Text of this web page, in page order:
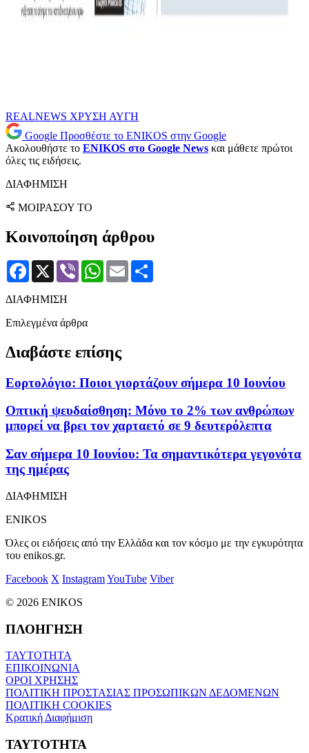
REALNEWS ΧΡΥΣΗ ΑΥΓΗ
Google Προσθέστε το ENIKOS στην Google
Ακολουθήστε το ENIKOS στο Google News και μάθετε πρώτοι
όλες τις ειδήσεις.
ΔΙΑΦΗΜΙΣΗ
ΜΟΙΡΑΣΟΥ ΤΟ
Κοινοποίηση άρθρου
Facebook
X Viber WhatsApp
Email
ΔΙΑΦΗΜΙΣΗ
Επιλεγμένα άρθρα
Διαβάστε επίσης
Εορτολόγιο: Ποιοι γιορτάζουν σήμερα 10 Ιουνίου
Οπτική ψευδαίσθηση: Μόνο το 2% των ανθρώπων
μπορεί να βρει τον χαρταετό σε 9 δευτερόλεπτα
Σαν σήμερα 10 Ιουνίου: Τα σημαντικότερα γεγονότα
της ημέρας
ΔΙΑΦΗΜΙΣΗ
ENIKOS
Όλες οι ειδήσεις από την Ελλάδα και τον κόσμο με την εγκυρότητα
του enikos.gr.
Facebook X InstagramYouTube Viber
© 2026 ENIKOS
ΠΛΟΗΓΗΣΗ
ΤΑΥΤΟΤΗΤΑ
ΕΠΙΚΟΙΝΩΝΙΑ
ΟΡΟΙ ΧΡΗΣΗΣ
ΠΟΛΙΤΙΚΗ ΠΡΟΣΤΑΣΙΑΣ ΠΡΟΣΩΠΙΚΩΝ ΔΕΔΟΜΕΝΩΝ
ΠΟΛΙΤΙΚΗ COOKIES
Κρατική Διαφήμιση
ΤΑΥΤΟΤΗΤΑ